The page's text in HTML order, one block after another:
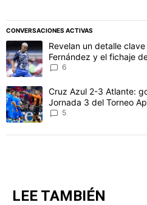
CONVERSACIONES ACTIVAS
Este listado muestra los artículos
Un artículo de tendencia con el
Revelan un detalle
Fernández y el fichaje
6
Un artículo de tendencia con el
Cruz Azul 2-3 Atlante:
Jornada 3 del Torneo
5
LEE TAMBIÉN